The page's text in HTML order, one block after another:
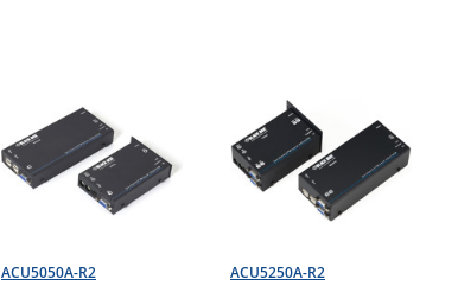
ACU5050A-R2
ACU5250A-R2